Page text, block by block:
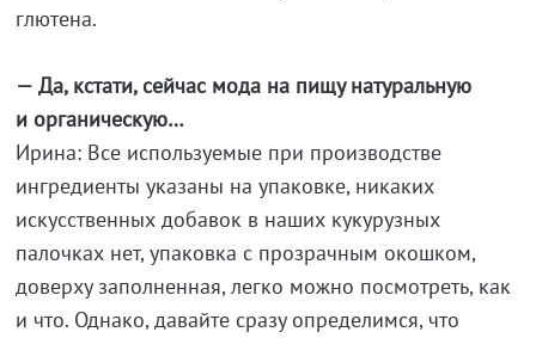
глютена.
— Да, кстати, сейчас мода на пищу натуральную
и органическую…
Ирина: Все используемые при производстве
ингредиенты указаны на упаковке, никаких
искусственных добавок в наших кукурузных
палочках нет, упаковка с прозрачным окошком,
доверху заполненная, легко можно посмотреть, как
и что. Однако, давайте сразу определимся, что